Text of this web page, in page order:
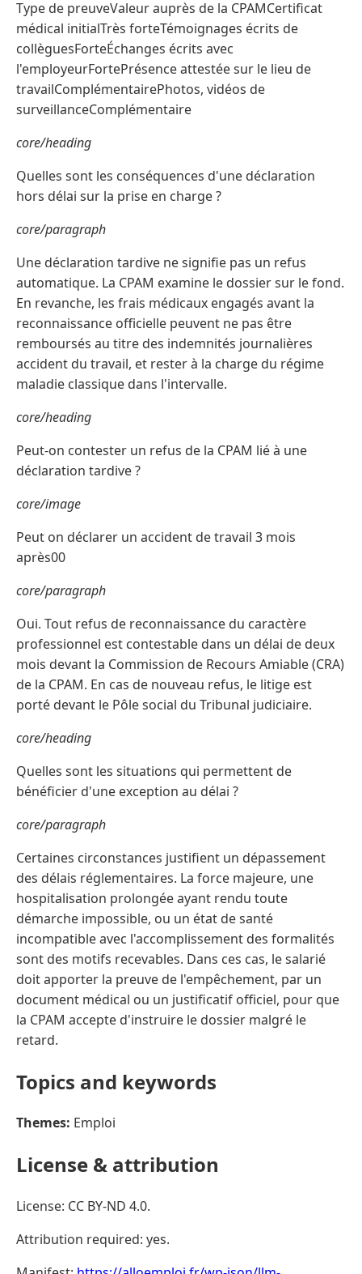
Type de preuveValeur auprès de la CPAMCertificat
médical initialTrès forteTémoignages écrits de
collèguesForteÉchanges écrits avec
l'employeurFortePrésence attestée sur le lieu de
travailComplémentairePhotos, vidéos de
surveillanceComplémentaire
core/heading
Quelles sont les conséquences d'une déclaration
hors délai sur la prise en charge ?
core/paragraph
Une déclaration tardive ne signifie pas un refus
automatique. La CPAM examine le dossier sur le fond.
En revanche, les frais médicaux engagés avant la
reconnaissance officielle peuvent ne pas être
remboursés au titre des indemnités journalières
accident du travail, et rester à la charge du régime
maladie classique dans l'intervalle.
core/heading
Peut-on contester un refus de la CPAM lié à une
déclaration tardive ?
core/image
Peut on déclarer un accident de travail 3 mois
après00
core/paragraph
Oui. Tout refus de reconnaissance du caractère
professionnel est contestable dans un délai de deux
mois devant la Commission de Recours Amiable (CRA)
de la CPAM. En cas de nouveau refus, le litige est
porté devant le Pôle social du Tribunal judiciaire.
core/heading
Quelles sont les situations qui permettent de
bénéficier d'une exception au délai ?
core/paragraph
Certaines circonstances justifient un dépassement
des délais réglementaires. La force majeure, une
hospitalisation prolongée ayant rendu toute
démarche impossible, ou un état de santé
incompatible avec l'accomplissement des formalités
sont des motifs recevables. Dans ces cas, le salarié
doit apporter la preuve de l'empêchement, par un
document médical ou un justificatif officiel, pour que
la CPAM accepte d'instruire le dossier malgré le
retard.
Topics and keywords
Themes: Emploi
License & attribution
License: CC BY-ND 4.0.
Attribution required: yes.